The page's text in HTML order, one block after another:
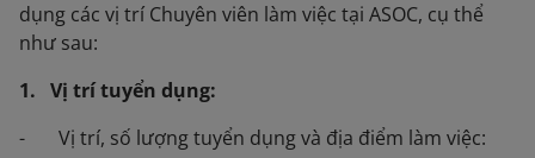
dụng các vị trí Chuyên viên làm việc tại ASOC, cụ thể
như sau:
1. Vị trí tuyển dụng:
- Vị trí, số lượng tuyển dụng và địa điểm làm việc: